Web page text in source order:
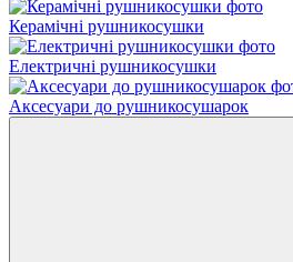
Керамічні рушникосушки
Електричні рушникосушки
Аксесуари до рушникосушарок